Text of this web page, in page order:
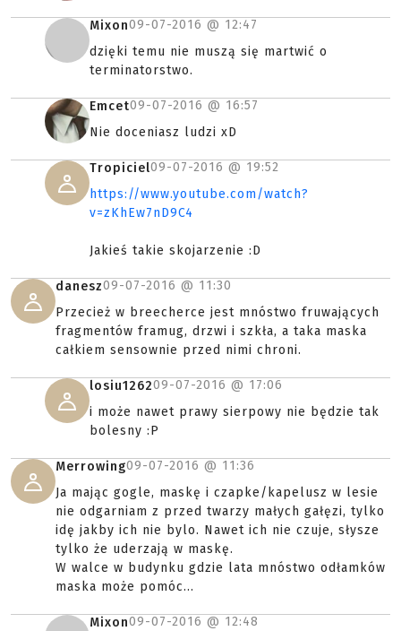
Mixon09-07-2016 @ 12:47
dzięki temu nie muszą się martwić o
terminatorstwo.
Emcet09-07-2016 @ 16:57
Nie doceniasz ludzi xD
Tropiciel09-07-2016 @ 19:52
https://www.youtube.com/watch?
v=zKhEw7nD9C4
Jakieś takie skojarzenie :D
danesz09-07-2016 @ 11:30
Przecież w breecherce jest mnóstwo fruwających
fragmentów framug, drzwi i szkła, a taka maska
całkiem sensownie przed nimi chroni.
losiu126209-07-2016 @ 17:06
i może nawet prawy sierpowy nie będzie tak
bolesny :P
Merrowing09-07-2016 @ 11:36
Ja mając gogle, maskę i czapke/kapelusz w lesie
nie odgarniam z przed twarzy małych gałęzi, tylko
idę jakby ich nie bylo. Nawet ich nie czuje, słysze
tylko że uderzają w maskę.
W walce w budynku gdzie lata mnóstwo odłamków
maska może pomóc...
Mixon09-07-2016 @ 12:48